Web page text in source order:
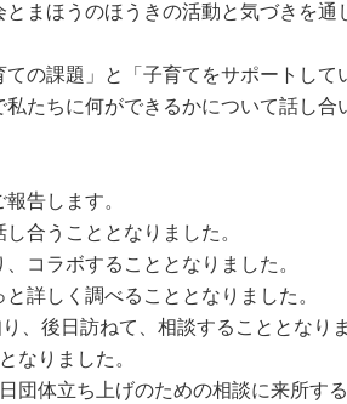
まほうのほうきの活動と気づきを通
の課題」と「子育てをサポートして
たちに何ができるかについて話し合
告します。
合うこととなりました。
コラボすることとなりました。
詳しく調べることとなりました。
、後日訪ねて、相談することとなりま
なりました。
団体立ち上げのための相談に来所す